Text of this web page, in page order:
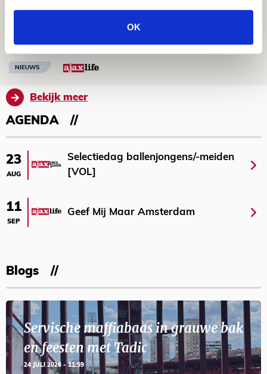
OK
maakt Abdalla ‘geen reet’ uit
08 AUGUSTUS 2026 - 10:04
NIEUWS
Bekijk meer
AGENDA
23
AUG
Selectiedag ballenjongens/-meiden
[VOL]
11
SEP
Geef Mij Maar Amsterdam
Blogs
Servische maffiabaas in grauwe bak
en feesten met Tadic
24 JULI 2026 - 11:59